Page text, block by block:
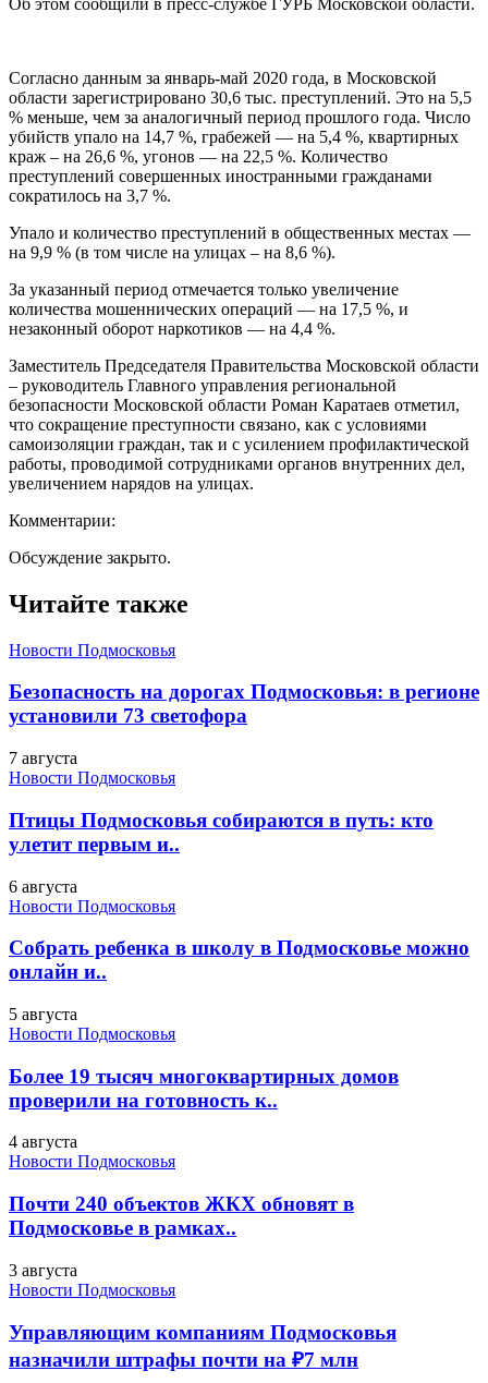
Согласно данным за январь-май 2020 года, в Московской
области зарегистрировано 30,6 тыс. преступлений. Это на 5,5
% меньше, чем за аналогичный период прошлого года. Число
убийств упало на 14,7 %, грабежей — на 5,4 %, квартирных
краж – на 26,6 %, угонов — на 22,5 %. Количество
преступлений совершенных иностранными гражданами
сократилось на 3,7 %.
Упало и количество преступлений в общественных местах —
на 9,9 % (в том числе на улицах – на 8,6 %).
За указанный период отмечается только увеличение
количества мошеннических операций — на 17,5 %, и
незаконный оборот наркотиков — на 4,4 %.
Заместитель Председателя Правительства Московской области
– руководитель Главного управления региональной
безопасности Московской области Роман Каратаев отметил,
что сокращение преступности связано, как с условиями
самоизоляции граждан, так и с усилением профилактической
работы, проводимой сотрудниками органов внутренних дел,
увеличением нарядов на улицах.
Комментарии:
Обсуждение закрыто.
Читайте также
Новости Подмосковья
Безопасность на дорогах Подмосковья: в регионе
установили 73 светофора
7 августа
Новости Подмосковья
Птицы Подмосковья собираются в путь: кто
улетит первым и..
6 августа
Новости Подмосковья
Собрать ребенка в школу в Подмосковье можно
онлайн и..
5 августа
Новости Подмосковья
Более 19 тысяч многоквартирных домов
проверили на готовность к..
4 августа
Новости Подмосковья
Почти 240 объектов ЖКХ обновят в
Подмосковье в рамках..
3 августа
Новости Подмосковья
Управляющим компаниям Подмосковья
назначили штрафы почти на ₽7 млн